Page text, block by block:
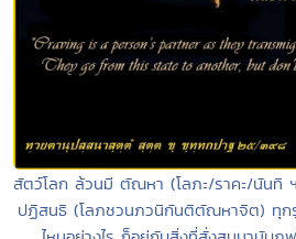
สัตว์โลก ล้วนมี ตัณหา (โลภะ/ราคะ/นันทิ
ปฏิสนธิ (โลภชวนภวนิกันติตัณหาจิต) ทุก